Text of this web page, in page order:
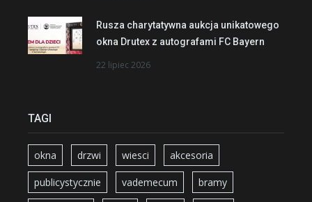
Rusza charytatywna aukcja unikatowego
okna Drutex z autografami FC Bayern
22 lipiec 2026
TAGI
okna drzwi wiesci akcesoria
publicystycznie vademecum bramy